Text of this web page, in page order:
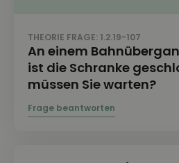
THEORIE FRAGE: 1.2.19-107
An einem
ist die Schranke
müssen Sie warten?